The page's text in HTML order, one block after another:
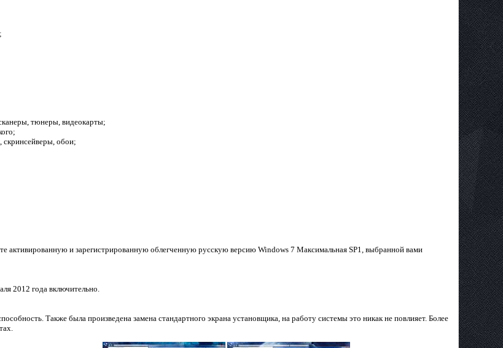
тюнеры, видеокарты;
скринсейверы, обои;
активированную и зарегистрированную облегченную русскую версию Windows 7 Максимальная SP1, выбранной вами
2012 года включительно.
Также была произведена замена стандартного экрана установщика, на работу системы это никак не повлияет. Более